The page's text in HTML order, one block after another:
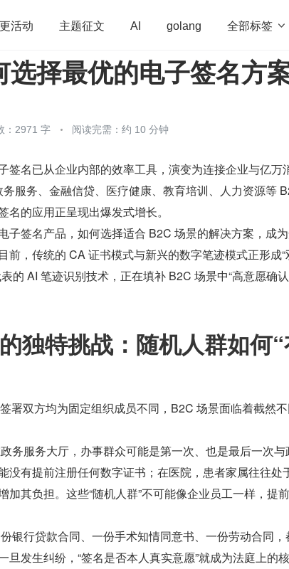
活动 主题征文 AI golang 全部标签 
算法 学习方法 Web3.0 高
选择最优的电子签名方
：2971 字 阅读完需：约 10 分钟
签名已从企业内部的效率工具，演变为连接企业与亿万
服务、金融信贷、医疗健康、教育培训、人力资源等
名的应用正呈现出爆发式增长。
子签名产品，如何选择适合 B2C 场景的解决方案，成
前，传统的 CA 证书模式与新兴的数字笔迹模式正形成“
的 AI 笔迹识别技术，正在填补 B2C 场景中“高意愿确
独特挑战：随机人群如何
署双方均为固定组织成员不同，B2C 场景面临着截然
务服务大厅，办事群众可能是第一次、也是最后一次与
没有提前注册任何数字证书；在医院，患者家属往往处
加其负担。这些“随机人群”不可能像企业员工一样，提
银行贷款合同、一份手术知情同意书、一份劳动合同，
旦发生纠纷，“签名是否本人真实意愿”就成为法庭上的